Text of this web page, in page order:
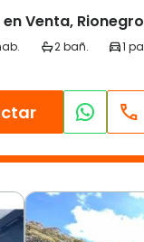
Venta, Rionegro